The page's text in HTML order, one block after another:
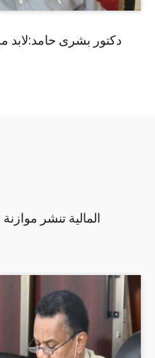
دكتور بشرى
المالية تنشر موازنة العام 2021 بموقعها